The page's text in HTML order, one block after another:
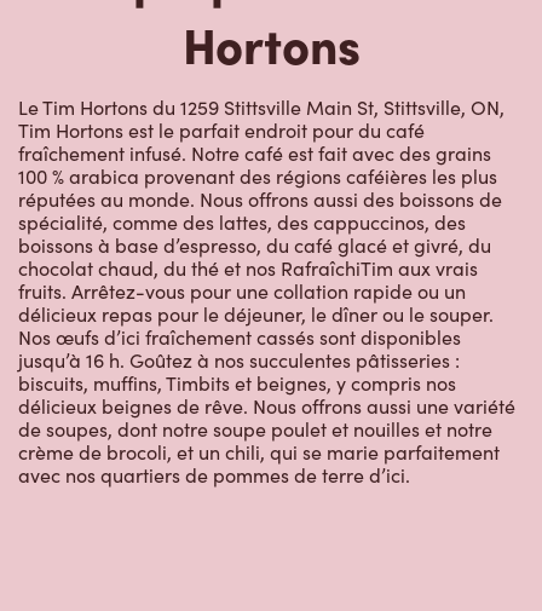
Hortons
Le Tim Hortons du 1259 Stittsville Main St, Stittsville, ON,
Tim Hortons est le parfait endroit pour du café
fraîchement infusé. Notre café est fait avec des grains
100 % arabica provenant des régions caféières les plus
réputées au monde. Nous offrons aussi des boissons de
spécialité, comme des lattes, des cappuccinos, des
boissons à base d’espresso, du café glacé et givré, du
chocolat chaud, du thé et nos RafraîchiTim aux vrais
fruits. Arrêtez-vous pour une collation rapide ou un
délicieux repas pour le déjeuner, le dîner ou le souper.
Nos œufs d’ici fraîchement cassés sont disponibles
jusqu’à 16 h. Goûtez à nos succulentes pâtisseries :
biscuits, muffins, Timbits et beignes, y compris nos
délicieux beignes de rêve. Nous offrons aussi une variété
de soupes, dont notre soupe poulet et nouilles et notre
crème de brocoli, et un chili, qui se marie parfaitement
avec nos quartiers de pommes de terre d’ici.